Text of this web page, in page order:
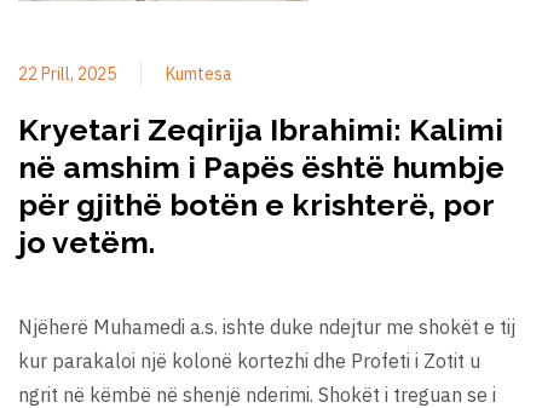
22 Prill, 2025 Kumtesa
Kryetari Zeqirija Ibrahimi: Kalimi
në amshim i Papës është humbje
për gjithë botën e krishterë, por
jo vetëm.
Njëherë Muhamedi a.s. ishte duke ndejtur me shokët e tij
kur parakaloi një kolonë kortezhi dhe Profeti i Zotit u
ngrit në këmbë në shenjë nderimi. Shokët i treguan se i